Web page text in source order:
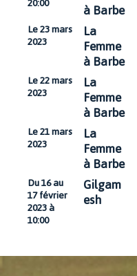
à Barbe
Le 23 mars
2023 La
Femme
à Barbe
Le 22 mars
2023 La
Femme
à Barbe
Le 21 mars
2023 La
Femme
à Barbe
Du 16 au
17 février
2023 à
10:00
Gilgam
esh